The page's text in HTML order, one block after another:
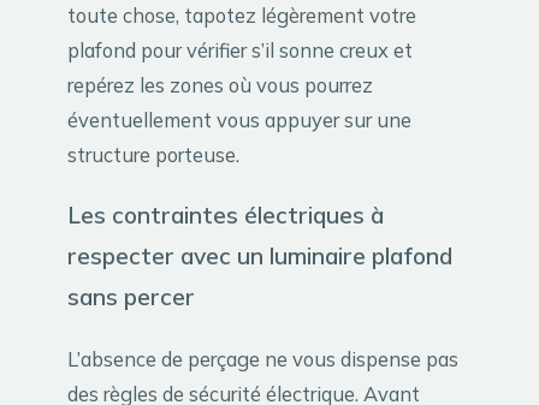
toute chose, tapotez légèrement votre
plafond pour vérifier s’il sonne creux et
repérez les zones où vous pourrez
éventuellement vous appuyer sur une
structure porteuse.
Les contraintes électriques à
respecter avec un luminaire plafond
sans percer
L’absence de perçage ne vous dispense pas
des règles de sécurité électrique. Avant